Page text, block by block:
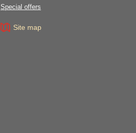
Special offers
Site map